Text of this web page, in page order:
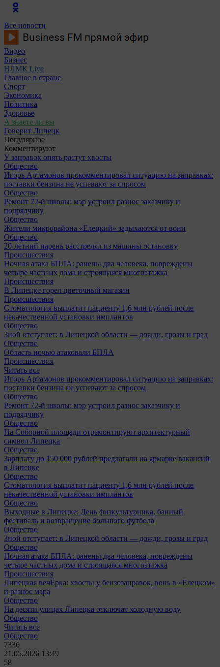
Все новости
Видео
Бизнес
НЛМК Live
Главное в стране
Спорт
Экономика
Политика
Здоровье
А знаете ли вы
Говорит Липецк
Популярное
Комментируют
У заправок опять растут хвосты
Общество
Игорь Артамонов прокомментировал ситуацию на заправках:
поставки бензина не успевают за спросом
Общество
Ремонт 72‑й школы: мэр устроил разнос заказчику и
подрядчику
Общество
Жители микрорайона «Елецкий» задыхаются от вони
Общество
20-летний парень расстрелял из машины остановку
Происшествия
Ночная атака БПЛА: ранены два человека, повреждены
четыре частных дома и строящаяся многоэтажка
Происшествия
В Липецке горел цветочный магазин
Происшествия
Стоматология выплатит пациенту 1,6 млн рублей после
некачественной установки имплантов
Общество
Зной отступает: в Липецкой области — дожди, грозы и град
Общество
Область ночью атаковали БПЛА
Происшествия
Читать все
Игорь Артамонов прокомментировал ситуацию на заправках:
поставки бензина не успевают за спросом
Общество
Ремонт 72‑й школы: мэр устроил разнос заказчику и
подрядчику
Общество
На Соборной площади отремонтируют архитектурный
символ Липецка
Общество
Зарплату до 150 000 рублей предлагали на ярмарке вакансий
в Липецке
Общество
Стоматология выплатит пациенту 1,6 млн рублей после
некачественной установки имплантов
Общество
Выходные в Липецке: День физкультурника, банный
фестиваль и возвращение большого футбола
Общество
Зной отступает: в Липецкой области — дожди, грозы и град
Общество
Ночная атака БПЛА: ранены два человека, повреждены
четыре частных дома и строящаяся многоэтажка
Происшествия
Липецкая вечЁрка: хвосты у бензозаправок, вонь в «Елецком»
и разнос мэра
Общество
На десяти улицах Липецка отключат холодную воду
Общество
Читать все
Общество
7336
21.05.2026 13:49
58